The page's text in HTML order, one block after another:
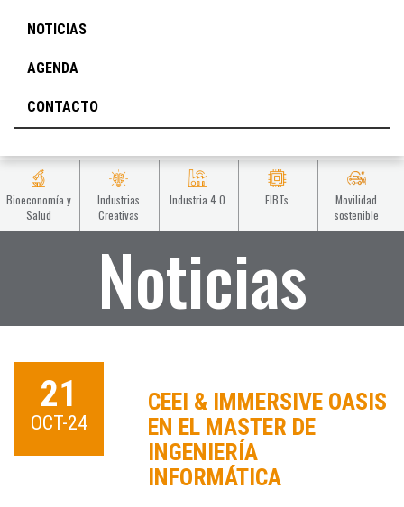
NOTICIAS
AGENDA
CONTACTO
Bioeconomía y
Salud
Industrias
Creativas
Industria 4.0 EIBTs
Movilidad
sostenible
Noticias
21
OCT-24
CEEI & IMMERSIVE OASIS
EN EL MASTER DE
INGENIERÍA
INFORMÁTICA